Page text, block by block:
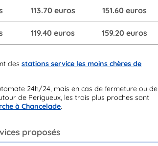
113.70 euros 151.60 euros
119.40 euros 159.20 euros
desstations service les moins chères de
24h/24, mais en cas de fermeture ou de
de Perigueux, les trois plus proches sont
à Chancelade.
proposés